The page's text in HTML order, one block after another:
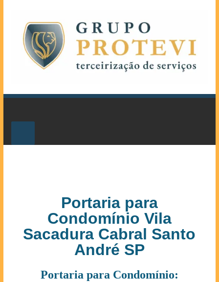
Portaria para
Condomínio Vila
Sacadura Cabral Santo
André SP
Portaria para Condomínio: